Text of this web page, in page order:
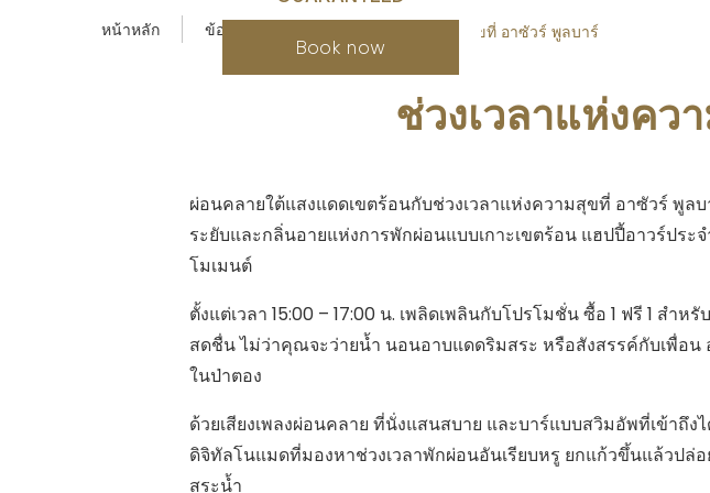
หน้าหลัก ข้อเสนอพิเศษ ช่วงเวลาแห่งความสุขที่ อาซัวร์ พูลบาร์
ช่วงเวลาแห่งคว
ผ่อนคลายใต้แสงแดดเขตร้อนกับช่วงเวลาแห่งความสุขที่ อาซัวร์ พูล
ระยับและกลิ่นอายแห่งการพักผ่อนแบบเกาะเขตร้อน แฮปปี้อาวร์ปร
โมเมนต์
ตั้งแต่เวลา 15:00 – 17:00 น. เพลิดเพลินกับโปรโมชั่น ซื้อ 1 ฟรี 1 สำ
สดชื่น ไม่ว่าคุณจะว่ายน้ำ นอนอาบแดดริมสระ หรือสังสรรค์กับเพื่อ
ในป่าตอง
ด้วยเสียงเพลงผ่อนคลาย ที่นั่งแสนสบาย และบาร์แบบสวิมอัพที่เข้าถึ
ดิจิทัลโนแมดที่มองหาช่วงเวลาพักผ่อนอันเรียบหรู ยกแก้วขึ้นแล้วปล่
สระน้ำ